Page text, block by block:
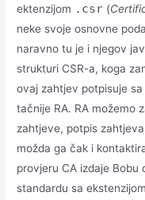
ektenzijom .csr (
neke svoje osnovne
naravno tu je i njegov
strukturi CSR-a, koga
ovaj zahtjev potpisuje
tačnije RA. RA možemo
zahtjeve, potpis
možda ga čak i
provjeru CA izdaje
standardu sa ekstenzijom